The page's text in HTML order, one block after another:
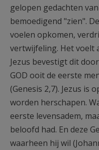
gelopen gedachten
bemoedigend "zien".
voelen opkomen,
vertwijfeling. Het voelt
Jezus bevestigt dit
GOD ooit de eerste
(Genesis 2,7). Jezus is
worden herschapen.
eerste levensadem,
beloofd had. En deze
waarheen hij wil